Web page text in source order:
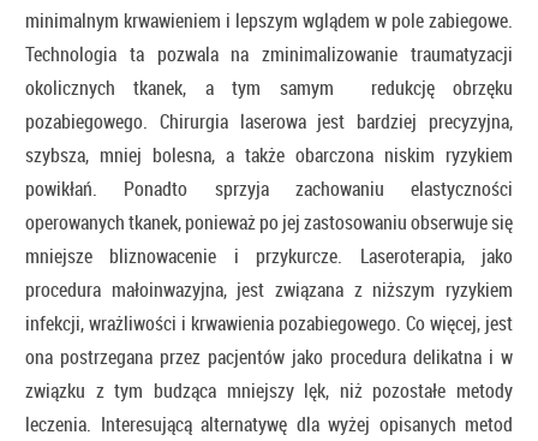
minimalnym krwawieniem i lepszym wglądem w pole zabiegowe.
Technologia ta pozwala na zminimalizowanie traumatyzacji
okolicznych tkanek, a tym samym redukcję obrzęku
pozabiegowego. Chirurgia laserowa jest bardziej precyzyjna,
szybsza, mniej bolesna, a także obarczona niskim ryzykiem
powikłań. Ponadto sprzyja zachowaniu elastyczności
operowanych tkanek, ponieważ po jej zastosowaniu obserwuje się
mniejsze bliznowacenie i przykurcze. Laseroterapia, jako
procedura małoinwazyjna, jest związana z niższym ryzykiem
infekcji, wrażliwości i krwawienia pozabiegowego. Co więcej, jest
ona postrzegana przez pacjentów jako procedura delikatna i w
związku z tym budząca mniejszy lęk, niż pozostałe metody
leczenia. Interesującą alternatywę dla wyżej opisanych metod